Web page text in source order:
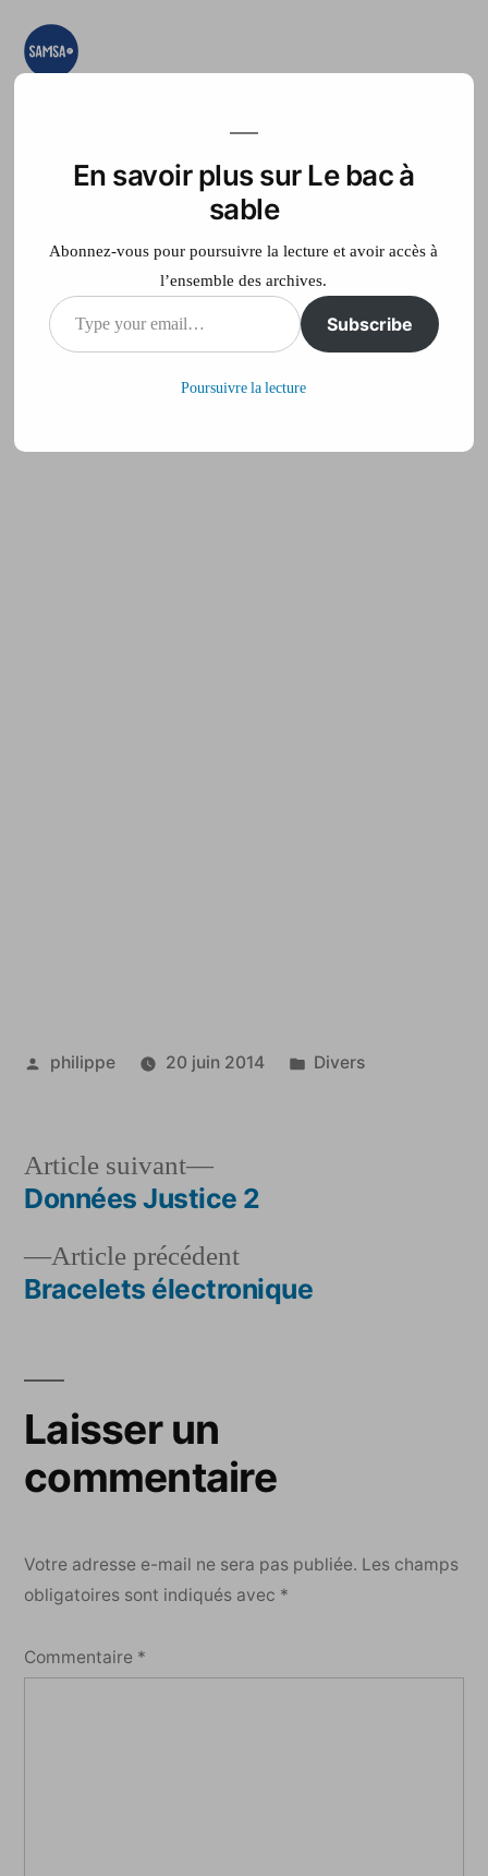
Aller
teste, on expérimente
Accueil France Télé
Données Justice
Publié
philippe 20 juin 2014
Publié
Divers
Navigation
deArticle précédentArticle
précédent :
Bracelets électronique
Article suivant
Article
suivant :
Données Justice 2
Laisser un
commentaire
Votre adresse e-mail ne sera pas publiée. Les champs
obligatoires sont indiqués avec *
Commentaire *
En savoir plus sur Le bac à
sable
Abonnez-vous pour poursuivre la lecture et avoir accès à
l’ensemble des archives.
Type
your
Subscribe
Poursuivre la lecture